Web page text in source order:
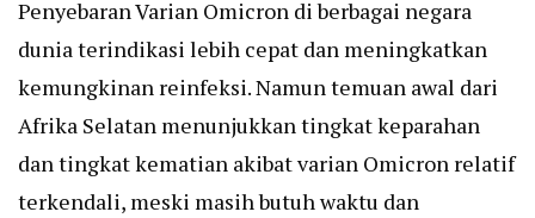
Penyebaran Varian Omicron di berbagai negara
dunia terindikasi lebih cepat dan meningkatkan
kemungkinan reinfeksi. Namun temuan awal dari
Afrika Selatan menunjukkan tingkat keparahan
dan tingkat kematian akibat varian Omicron relatif
terkendali, meski masih butuh waktu dan